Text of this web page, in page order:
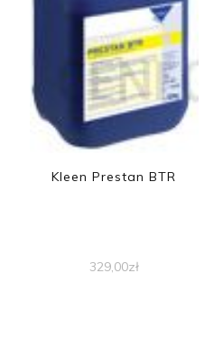
Kleen Prestan BTR
329,00zł